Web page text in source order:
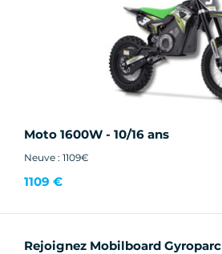
Moto 1600W - 10/16 ans
Neuve : 1109€
1109 €
Rejoignez Mobilboard Gyroparc